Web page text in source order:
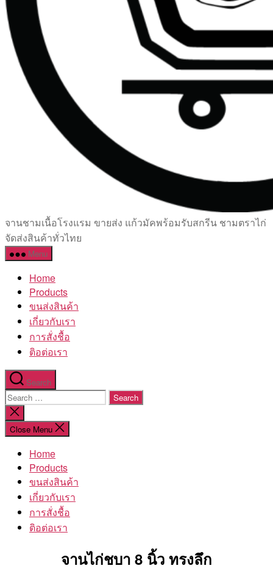
เซรามิค
ครบ
ครัน
โรงงาน
จานชามเนื้อโรงแรม ขายส่ง แก้วมัคพร้อมรับสกรีน ชามตราไก่
จัดส่งสินค้าทั่วไทย
Menu
Home
Products
ขนส่งสินค้า
เกี่ยวกับเรา
การสั่งชื้อ
ติอต่อเรา
Search
Search
for:
Close
search
Close Menu
Home
Products
ขนส่งสินค้า
เกี่ยวกับเรา
การสั่งชื้อ
ติอต่อเรา
จานไก่ชบา 8 นิ้ว ทรงลึก